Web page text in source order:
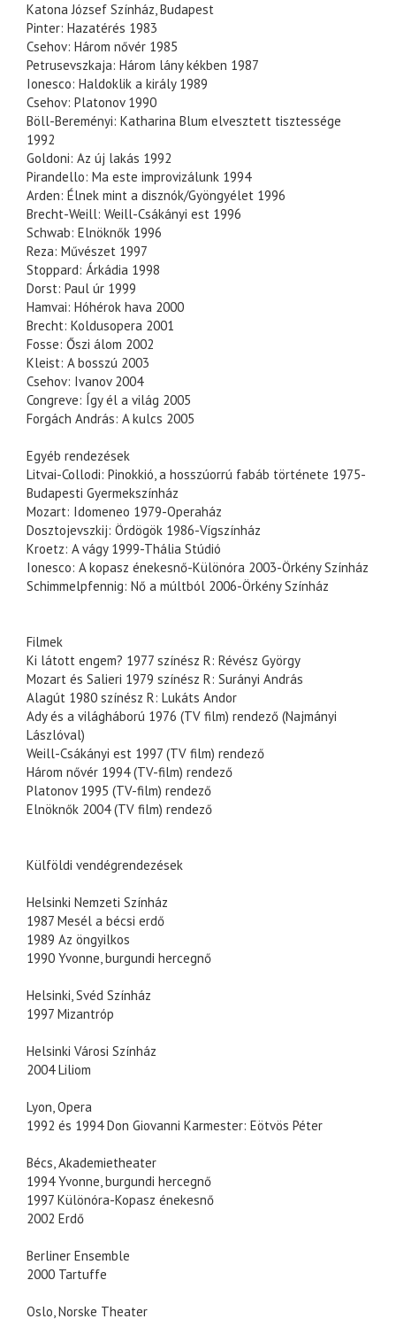
Katona József Színház, Budapest
Pinter: Hazatérés 1983
Csehov: Három nővér 1985
Petrusevszkaja: Három lány kékben 1987
Ionesco: Haldoklik a király 1989
Csehov: Platonov 1990
Böll-Bereményi: Katharina Blum elvesztett tisztessége
1992
Goldoni: Az új lakás 1992
Pirandello: Ma este improvizálunk 1994
Arden: Élnek mint a disznók/Gyöngyélet 1996
Brecht-Weill: Weill-Csákányi est 1996
Schwab: Elnöknők 1996
Reza: Művészet 1997
Stoppard: Árkádia 1998
Dorst: Paul úr 1999
Hamvai: Hóhérok hava 2000
Brecht: Koldusopera 2001
Fosse: Őszi álom 2002
Kleist: A bosszú 2003
Csehov: Ivanov 2004
Congreve: Így él a világ 2005
Forgách András: A kulcs 2005
Egyéb rendezések
Litvai-Collodi: Pinokkió, a hosszúorrú fabáb története 1975-
Budapesti Gyermekszínház
Mozart: Idomeneo 1979-Operaház
Dosztojevszkij: Ördögök 1986-Vígszínház
Kroetz: A vágy 1999-Thália Stúdió
Ionesco: A kopasz énekesnő-Különóra 2003-Örkény Színház
Schimmelpfennig: Nő a múltból 2006-Örkény Színház
Filmek
Ki látott engem? 1977 színész R: Révész György
Mozart és Salieri 1979 színész R: Surányi András
Alagút 1980 színész R: Lukáts Andor
Ady és a világháború 1976 (TV film) rendező (Najmányi
Lászlóval)
Weill-Csákányi est 1997 (TV film) rendező
Három nővér 1994 (TV-film) rendező
Platonov 1995 (TV-film) rendező
Elnöknők 2004 (TV film) rendező
Külföldi vendégrendezések
Helsinki Nemzeti Színház
1987 Mesél a bécsi erdő
1989 Az öngyilkos
1990 Yvonne, burgundi hercegnő
Helsinki, Svéd Színház
1997 Mizantróp
Helsinki Városi Színház
2004 Liliom
Lyon, Opera
1992 és 1994 Don Giovanni Karmester: Eötvös Péter
Bécs, Akademietheater
1994 Yvonne, burgundi hercegnő
1997 Különóra-Kopasz énekesnő
2002 Erdő
Berliner Ensemble
2000 Tartuffe
Oslo, Norske Theater